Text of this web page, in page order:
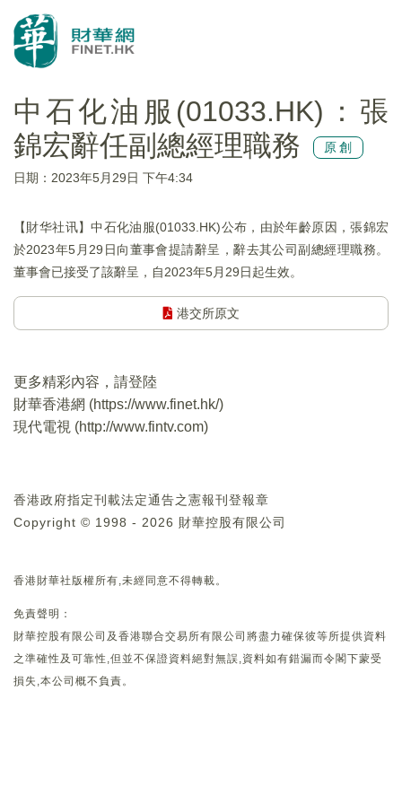
中石化油服(01033.HK)：張
錦宏辭任副總經理職務
原創
日期：2023年5月29日 下午4:34
【財华社讯】中石化油服(01033.HK)公布，由於年齡原因，張錦宏
於2023年5月29日向董事會提請辭呈，辭去其公司副總經理職務。
董事會已接受了該辭呈，自2023年5月29日起生效。
港交所原文
更多精彩內容，請登陸
財華香港網 (https://www.finet.hk/)
現代電視 (http://www.fintv.com)
香港政府指定刊載法定通告之憲報刊登報章
Copyright © 1998 - 2026 財華控股有限公司
香港財華社版權所有,未經同意不得轉載。
免責聲明：
財華控股有限公司及香港聯合交易所有限公司將盡力確保彼等所提供資料
之準確性及可靠性,但並不保證資料絕對無誤,資料如有錯漏而令閣下蒙受
損失,本公司概不負責。